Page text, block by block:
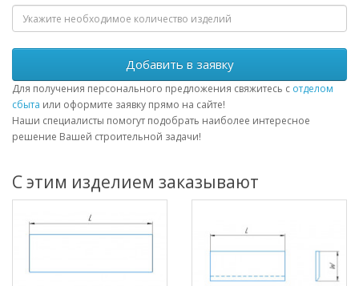
Добавить в заявку
Для получения персонального предложения свяжитесь с отделом
сбыта или оформите заявку прямо на сайте!
Наши специалисты помогут подобрать наиболее интересное
решение Вашей строительной задачи!
С этим изделием заказывают